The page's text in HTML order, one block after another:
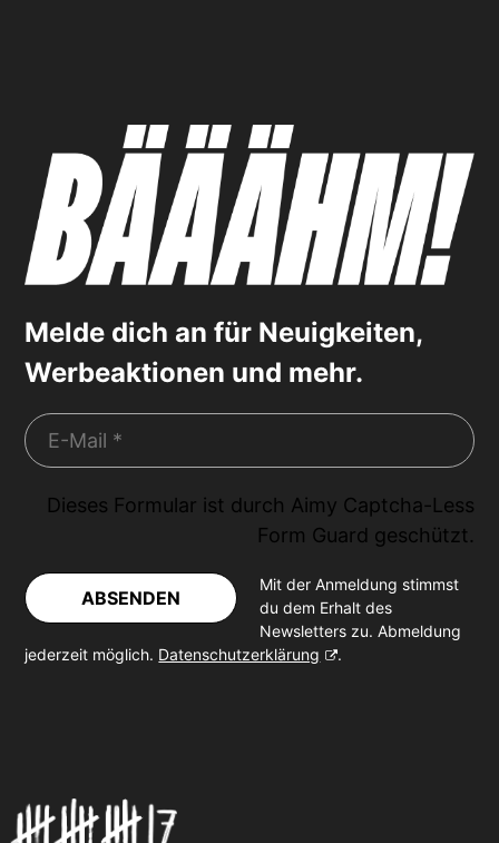
Melde dich an für Neuigkeiten,
Werbeaktionen und mehr.
Dieses Formular ist durch Aimy Captcha-Less
Form Guard geschützt.
ABSENDEN
Mit der Anmeldung stimmst
du dem Erhalt des
Newsletters zu. Abmeldung
jederzeit möglich. Datenschutzerklärung .